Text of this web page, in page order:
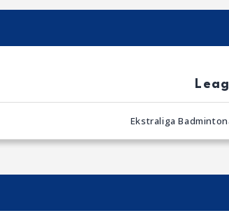
Ekstraliga